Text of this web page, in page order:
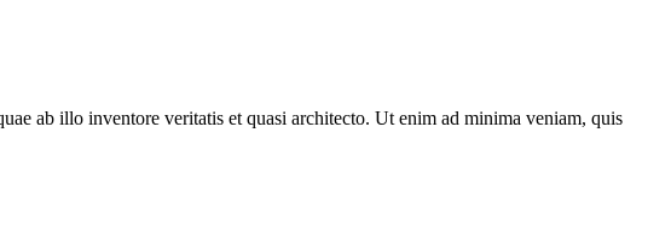
ab illo inventore veritatis et quasi architecto. Ut enim ad minima veniam, quis